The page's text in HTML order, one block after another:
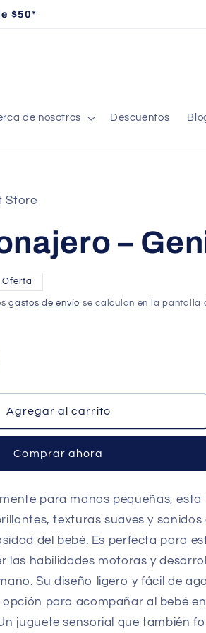
$50*
de nosotros Descuentos
Store
–
Oferta
gastos de envío se calculan en la pantalla
Agregar al carrito
Comprar ahora
para manos pequeñas, esta
texturas suaves y
del bebé. Es perfecta para
las habilidades motoras y
Su diseño ligero y fácil de
para acompañar al bebé
juguete sensorial que también